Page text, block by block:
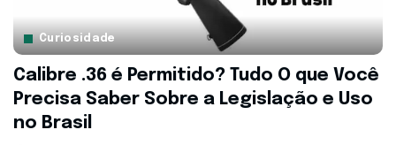
Curiosidade
Calibre .36 é Permitido? Tudo O que Você
Precisa Saber Sobre a Legislação e Uso
no Brasil